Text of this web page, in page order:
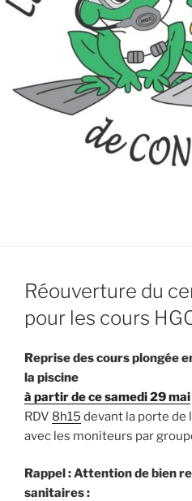
Réouverture du
pour les cours
Reprise des cours plongée
la piscine
à partir de ce samedi 29 mai
RDV 8h15 devant la porte de
avec les moniteurs par
Rappel : Attention de bien
sanitaires :